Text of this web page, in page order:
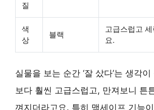
질
색
상
블랙
고급스럽고
요.
실물을 보는 순간 ‘잘 샀다’는 생각
보다 훨씬 고급스럽고, 만져보니 튼
껴지더라고요. 특히 맥세이프 기능